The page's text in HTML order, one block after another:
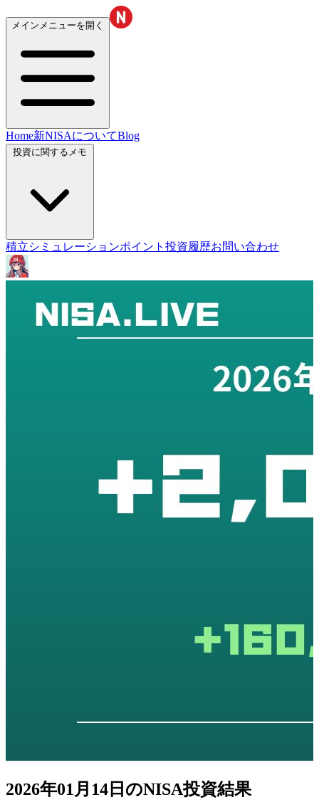
メインメニューを開く
Home新NISAについてBlog
積立シミュレーションポイント投資履歴お問い合わせ
2026年01月14日のNISA投資結果